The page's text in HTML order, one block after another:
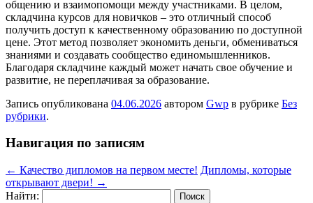
общению и взаимопомощи между участниками. В целом,
складчина курсов для новичков – это отличный способ
получить доступ к качественному образованию по доступной
цене. Этот метод позволяет экономить деньги, обмениваться
знаниями и создавать сообщество единомышленников.
Благодаря складчине каждый может начать свое обучение и
развитие, не переплачивая за образование.
Запись опубликована 04.06.2026 автором Gwp в рубрике Без
рубрики.
Навигация по записям
← Качество дипломов на первом месте! Дипломы, которые
открывают двери! →
Найти: